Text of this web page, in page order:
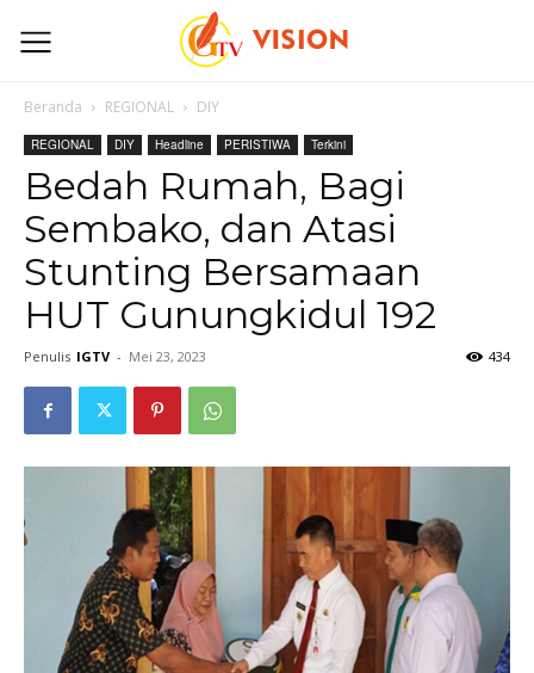
Beranda REGIONAL DIY
REGIONAL DIY Headline PERISTIWA Terkini
Bedah Rumah, Bagi
Sembako, dan Atasi
Stunting Bersamaan
HUT Gunungkidul 192
Penulis IGTV - Mei 23, 2023 434